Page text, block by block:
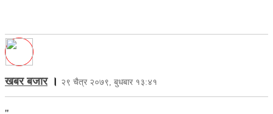
खबर बजार। २९ चैत्र २०७९, बुधबार १३:४१